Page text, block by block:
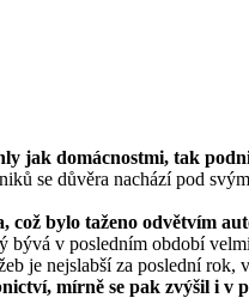
domácnostmi, tak
se důvěra nachází pod
bylo taženo odvětvím
bývá v posledním období
je nejslabší za poslední
mírně se pak zvýšil i v